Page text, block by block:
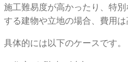
施工難易度が高かったり、特
する建物や立地の場合、費用は
具体的には以下のケースです。